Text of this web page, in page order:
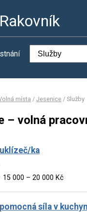
místa / Jesenice / Služby
– volná
ka
15 000 – 20 000 Kč
síla v